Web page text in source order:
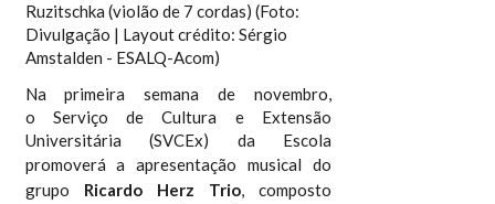
Ruzitschka (violão de 7 cordas) (Foto:
Divulgação | Layout crédito: Sérgio
Amstalden - ESALQ-Acom)
Na primeira semana de novembro,
o Serviço de Cultura e Extensão
Universitária (SVCEx) da Escola
promoveráa apresentação musical do
grupo Ricardo Herz Trio, composto